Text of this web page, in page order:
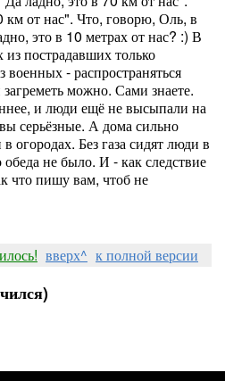
от нас". Что, говорю, Оль, в
это в 10 метрах от нас? :) В
пострадавших только
- распространяться
можно. Сами знаете.
и люди ещё не высыпали на
серьёзные. А дома сильно
огородах. Без газа сидят люди в
не было. И - как следствие
что пишу вам, чтоб не
вверх^ к полной версии